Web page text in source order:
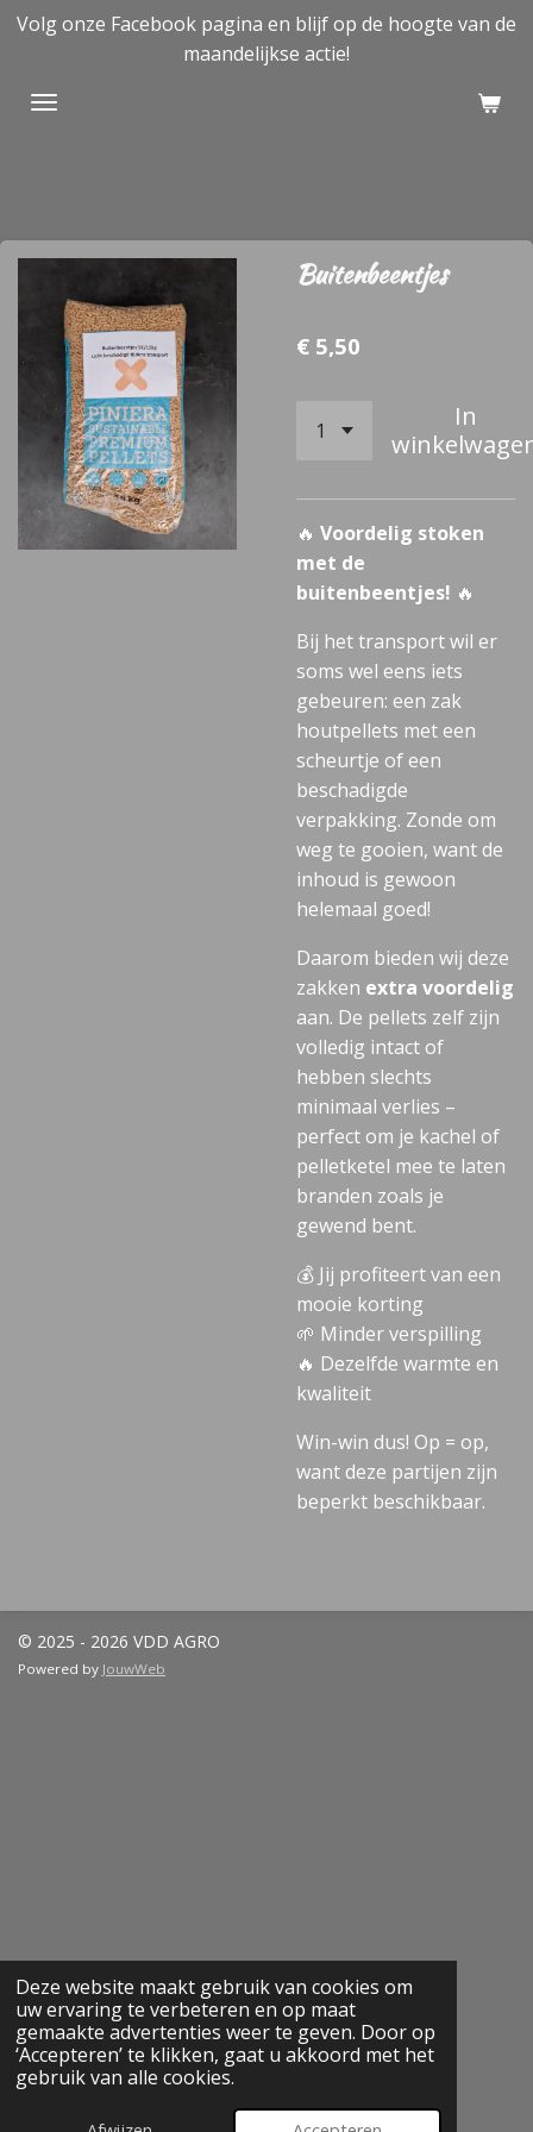
Deze website maakt gebruik van cookies om
uw ervaring te verbeteren en op maat
gemaakte advertenties weer te geven. Door op
‘Accepteren’ te klikken, gaat u akkoord met het
gebruik van alle cookies.
Ga
de
Volg onze Facebook pagina en blijf op de hoogte van de
maandelijkse actie!
Buitenbeentjes
€ 5,50
In
🔥 Voordelig stoken
met de
buitenbeentjes! 🔥
Bij het transport wil er
soms wel eens iets
gebeuren: een zak
houtpellets met een
scheurtje of een
beschadigde
verpakking. Zonde om
weg te gooien, want de
inhoud is gewoon
helemaal goed!
Daarom bieden wij deze
zakken extra voordelig
aan. De pellets zelf zijn
volledig intact of
hebben slechts
minimaal verlies –
perfect om je kachel of
pelletketel mee te laten
branden zoals je
gewend bent.
💰 Jij profiteert van een
mooie korting
🌱 Minder verspilling
🔥 Dezelfde warmte en
kwaliteit
Win-win dus! Op = op,
want deze partijen zijn
beperkt beschikbaar.
© 2025 - 2026 VDD AGRO
Powered by JouwWeb